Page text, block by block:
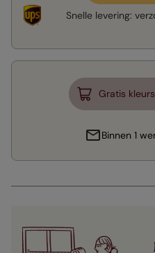
Snelle levering:
Gratis
Binnen 1